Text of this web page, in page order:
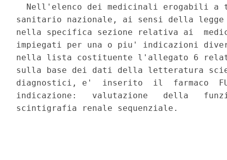
Nell'elenco dei medicinali erogabili a
sanitario nazionale, ai sensi della legge
nella specifica sezione relativa ai
impiegati per una o piu' indicazioni
nella lista costituente l'allegato 6
sulla base dei dati della letteratura
diagnostici, e'  inserito  il  farmaco
indicazione:   valutazione   della